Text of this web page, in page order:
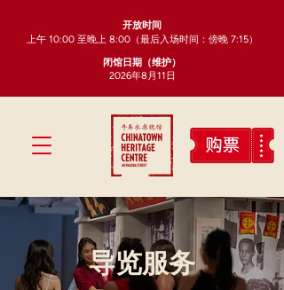
开放时间
上午 10:00 至晚上 8:00（最后入场时间：傍晚 7:15）
闭馆日期（维护）
2026年8月11日
导览服务